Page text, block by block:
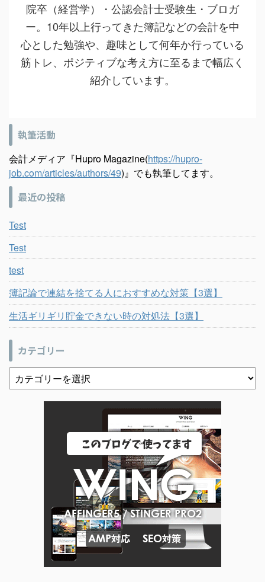
院卒（経営学）・公認会計士受験生・ブロガ
ー。10年以上行ってきた簿記などの会計を中
心とした勉強や、趣味として何年か行っている
筋トレ、ポジティブな考え方に至るまで幅広く
紹介しています。
執筆活動
会計メディア『Hupro Magazine(https://hupro-
job.com/articles/authors/49)』でも執筆してます。
最近の投稿
Test
Test
test
簿記論で連結を捨てる人におすすめな対策【3選】
生活ギリギリ貯金できない時の対処法【3選】
カテゴリー